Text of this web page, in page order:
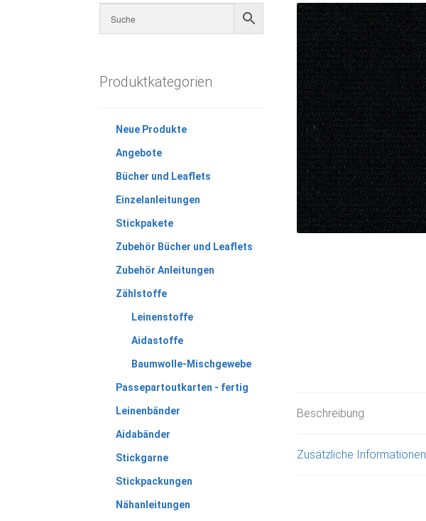
Beschreibung
Zusätzliche Informationen
Produktkategorien
Neue Produkte
Angebote
Bücher und Leaflets
Einzelanleitungen
Stickpakete
Zubehör Bücher und Leaflets
Zubehör Anleitungen
Zählstoffe
Leinenstoffe
Aidastoffe
Baumwolle-Mischgewebe
Passepartoutkarten - fertig
Leinenbänder
Aidabänder
Stickgarne
Stickpackungen
Nähanleitungen